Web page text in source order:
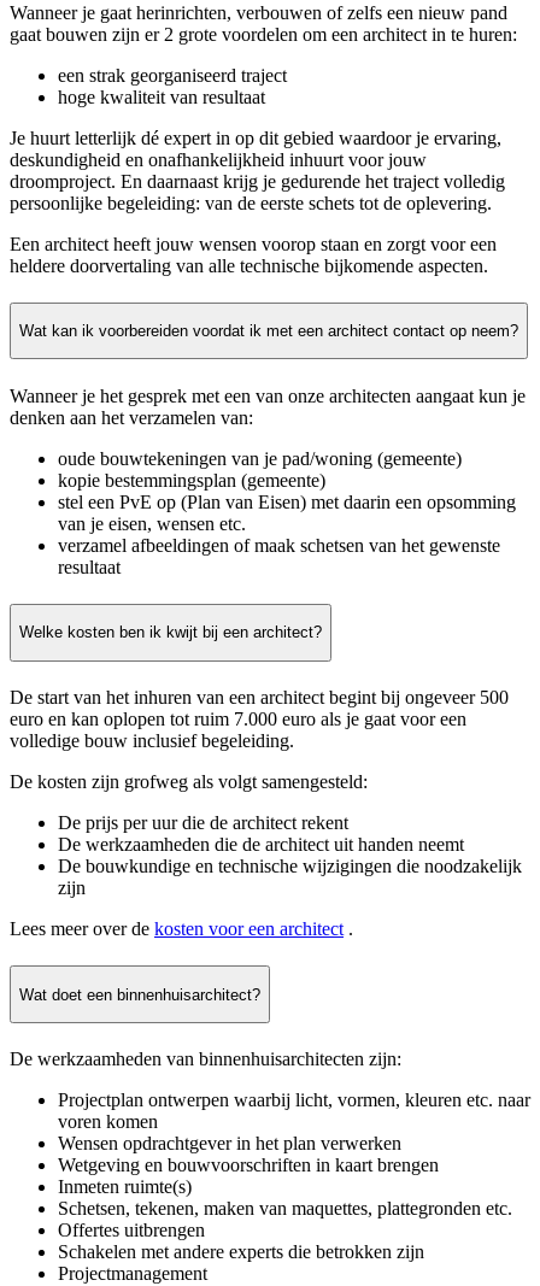
Wanneer je gaat herinrichten, verbouwen of zelfs een nieuw pand
gaat bouwen zijn er 2 grote voordelen om een architect in te huren:
een strak georganiseerd traject
hoge kwaliteit van resultaat
Je huurt letterlijk dé expert in op dit gebied waardoor je ervaring,
deskundigheid en onafhankelijkheid inhuurt voor jouw
droomproject. En daarnaast krijg je gedurende het traject volledig
persoonlijke begeleiding: van de eerste schets tot de oplevering.
Een architect heeft jouw wensen voorop staan en zorgt voor een
heldere doorvertaling van alle technische bijkomende aspecten.
Wat kan ik voorbereiden voordat ik met een architect contact op neem?
Wanneer je het gesprek met een van onze architecten aangaat kun je
denken aan het verzamelen van:
oude bouwtekeningen van je pad/woning (gemeente)
kopie bestemmingsplan (gemeente)
stel een PvE op (Plan van Eisen) met daarin een opsomming
van je eisen, wensen etc.
verzamel afbeeldingen of maak schetsen van het gewenste
resultaat
Welke kosten ben ik kwijt bij een architect?
De start van het inhuren van een architect begint bij ongeveer 500
euro en kan oplopen tot ruim 7.000 euro als je gaat voor een
volledige bouw inclusief begeleiding.
De kosten zijn grofweg als volgt samengesteld:
De prijs per uur die de architect rekent
De werkzaamheden die de architect uit handen neemt
De bouwkundige en technische wijzigingen die noodzakelijk
zijn
Lees meer over de kosten voor een architect .
Wat doet een binnenhuisarchitect?
De werkzaamheden van binnenhuisarchitecten zijn:
Projectplan ontwerpen waarbij licht, vormen, kleuren etc. naar
voren komen
Wensen opdrachtgever in het plan verwerken
Wetgeving en bouwvoorschriften in kaart brengen
Inmeten ruimte(s)
Schetsen, tekenen, maken van maquettes, plattegronden etc.
Offertes uitbrengen
Schakelen met andere experts die betrokken zijn
Projectmanagement